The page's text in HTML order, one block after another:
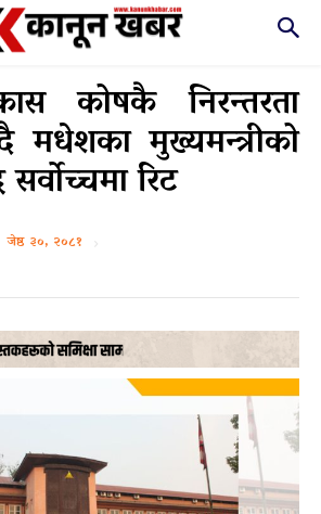
कोषकै निरन्तरता
मधेशका मुख्यमन्त्रीको
सर्वोच्चमा रिट
जेष्ठ ३०, २०८१